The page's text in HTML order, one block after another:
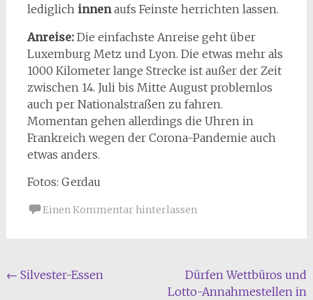
lediglich innenaufs Feinste herrichten lassen.
Anreise:Die einfachste Anreise geht über
Luxemburg Metz und Lyon. Die etwas mehr als
1000 Kilometer lange Strecke ist außer der Zeit
zwischen 14. Juli bis Mitte August problemlos
auch per Nationalstraßen zu fahren.
Momentan gehen allerdings die Uhren in
Frankreich wegen der Corona-Pandemie auch
etwas anders.
Fotos: Gerdau
Einen Kommentar hinterlassen
Beitragsnavigation
← Silvester-Essen
Dürfen Wettbüros und
Lotto-Annahmestellen in